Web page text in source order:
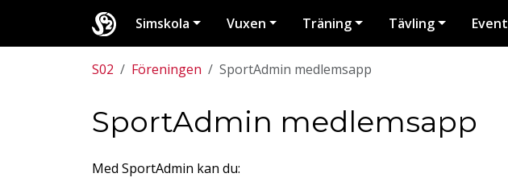
Simskola Vuxen Träning Tävling Event
S02 Föreningen SportAdmin medlemsapp
SportAdmin medlemsapp
Med SportAdmin kan du: